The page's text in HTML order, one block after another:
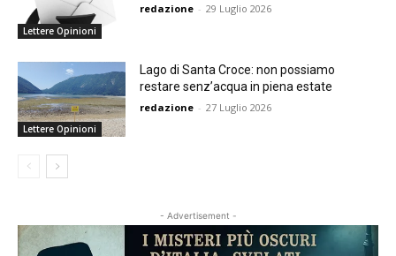
Lettere Opinioni
redazione - 29 Luglio 2026
Lettere Opinioni
Lago di Santa Croce: non possiamo
restare senz’acqua in piena estate
redazione - 27 Luglio 2026
- Advertisement -